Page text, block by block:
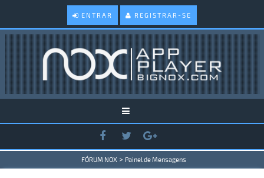
ENTRAR REGISTRAR-SE
FÓRUM NOX > Painel de Mensagens